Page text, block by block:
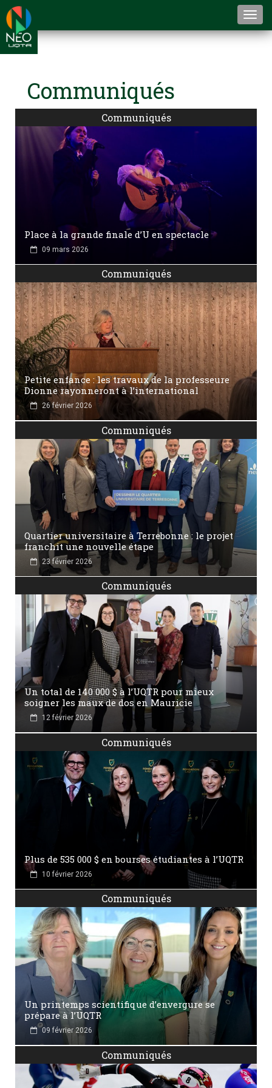
Communiqués
Communiqués
Place à la grande finale d’U en spectacle
09 mars 2026
Communiqués
Petite enfance : les travaux de la professeure
Dionne rayonneront à l’international
26 février 2026
Communiqués
Quartier universitaire à Terrebonne : le projet
franchit une nouvelle étape
23 février 2026
Communiqués
Un total de 140 000 $ à l’UQTR pour mieux
soigner les maux de dos en Mauricie
12 février 2026
Communiqués
Plus de 535 000 $ en bourses étudiantes à l’UQTR
10 février 2026
Communiqués
Un printemps scientifique d’envergure se
prépare à l’UQTR
09 février 2026
Communiqués